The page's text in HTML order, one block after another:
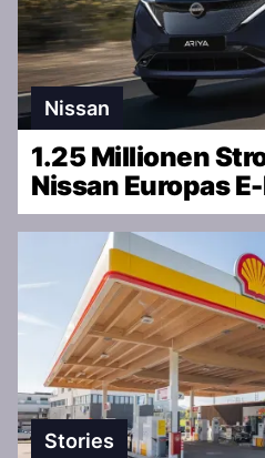
Nissan
1.25 Millionen
Nissan Europas
Stories